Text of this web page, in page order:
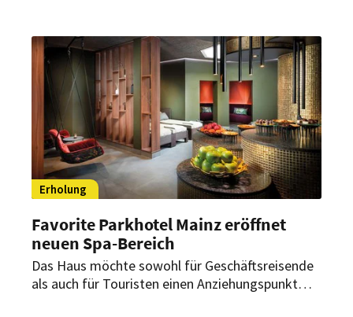
Erholung
Favorite Parkhotel Mainz eröffnet
neuen Spa-Bereich
Das Haus möchte sowohl für Geschäftsreisende
als auch für Touristen einen Anziehungspunkt